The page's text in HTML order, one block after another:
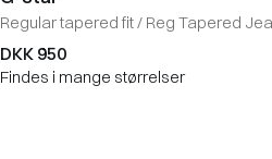
Regular tapered fit/ Reg Tapered
AZURE
DKK 950
Findes i mange størrelser